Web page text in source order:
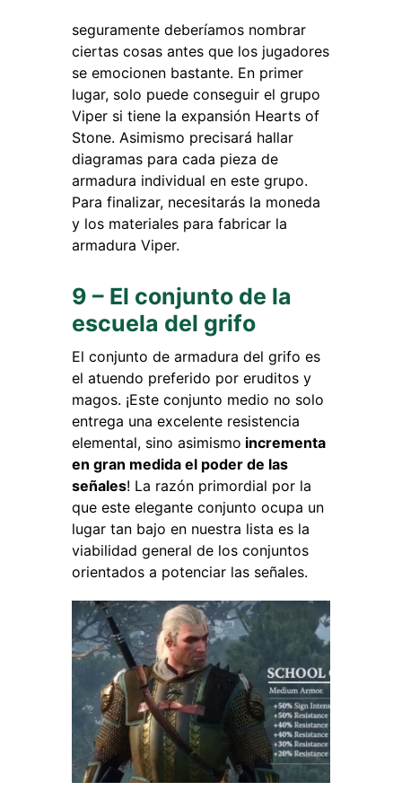
seguramente deberíamos nombrar
ciertas cosas antes que los jugadores
se emocionen bastante. En primer
lugar, solo puede conseguir el grupo
Viper si tiene la expansión Hearts of
Stone. Asimismo precisará hallar
diagramas para cada pieza de
armadura individual en este grupo.
Para finalizar, necesitarás la moneda
y los materiales para fabricar la
armadura Viper.
9 – El conjunto de la
escuela del grifo
El conjunto de armadura del grifo es
el atuendo preferido por eruditos y
magos. ¡Este conjunto medio no solo
entrega una excelente resistencia
elemental, sino asimismo incrementa
en gran medida el poder de las
señales! La razón primordial por la
que este elegante conjunto ocupa un
lugar tan bajo en nuestra lista es la
viabilidad general de los conjuntos
orientados a potenciar las señales.